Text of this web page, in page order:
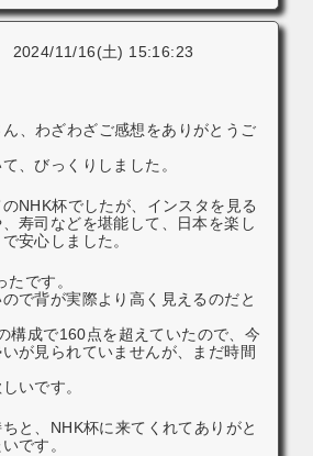
2024/11/16(土) 15:16:23
ん、わざわざご感想をありがとうご
、びっくりしました。
NHK杯でしたが、インスタを見る
寿司などを堪能して、日本を楽し
安心しました。
です。
で背が実際より高く見えるのだと
構成で160点を超えていたので、今
が見られていませんが、まだ時間
いです。
と、NHK杯に来てくれてありがと
です。